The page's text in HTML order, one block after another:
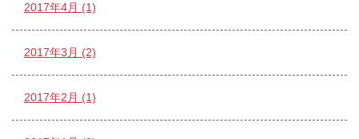
2017年4月 (1)
2017年3月 (2)
2017年2月 (1)